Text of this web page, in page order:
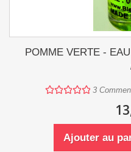
POMME VERTE -
3
Ajouter au